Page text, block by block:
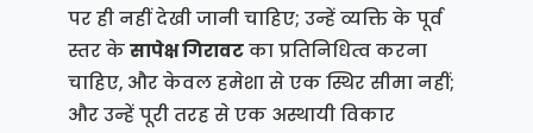
पर ही नहीं देखी जानी चाहिए; उन्हें व्यक्ति के पूर्व
स्तर केसापेक्ष गिरावटका प्रतिनिधित्व करना
चाहिए, और केवल हमेशा से एक स्थिर सीमा नहीं;
और उन्हें पूरी तरह से एक अस्थायी विकार